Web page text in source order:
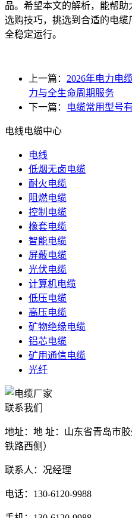
品。希望本文的解析，能帮
选购技巧，挑选到合适的电
全稳定运行。
上一篇： 2026年电力电
力与全生命周期服务
下一篇：
电缆常用型号
电线电缆中心
电线
低烟无卤电缆
耐火电缆
阻燃电缆
控制电缆
橡套电缆
智能电缆
屏蔽电缆
光伏电缆
计算机电缆
低压电缆
高压电缆
矿物绝缘电缆
铝芯电缆
矿用通信电缆
光纤
联系我们
地址：地 址：山东省青岛市
铁路西侧）
联系人：况经理
电话：130-6120-9988